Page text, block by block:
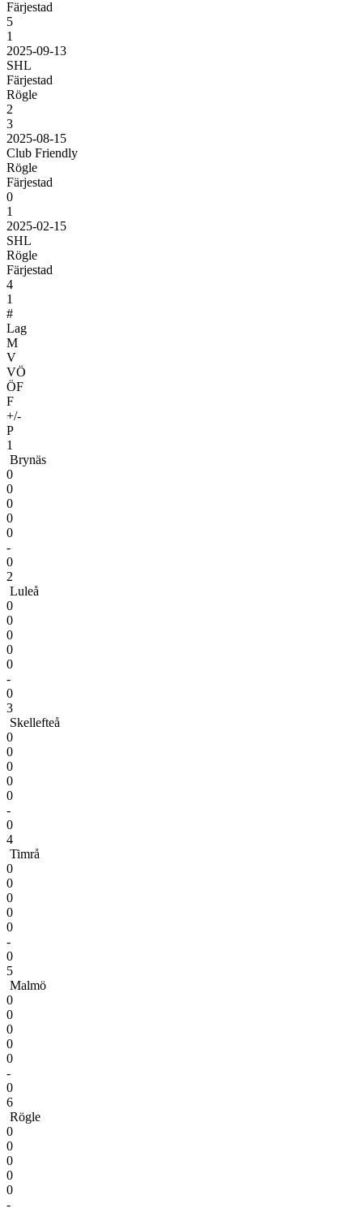
Färjestad
5
1
2025-09-13
SHL
Färjestad
Rögle
2
3
2025-08-15
Club Friendly
Rögle
Färjestad
0
1
2025-02-15
SHL
Rögle
Färjestad
4
1
#
Lag
M
V
VÖ
ÖF
F
+/-
P
1
Brynäs
0
0
0
0
0
-
0
2
Luleå
0
0
0
0
0
-
0
3
Skellefteå
0
0
0
0
0
-
0
4
Timrå
0
0
0
0
0
-
0
5
Malmö
0
0
0
0
0
-
0
6
Rögle
0
0
0
0
0
-